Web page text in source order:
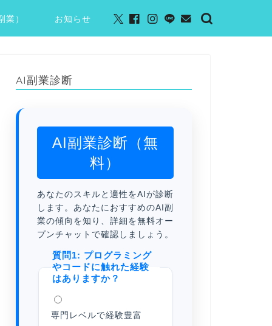
業） お知らせ
AI副業診断
AI副業診断（無
料）
あなたのスキルと適性をAIが診断
します。あなたにおすすめのAI副
業の傾向を知り、詳細を無料オー
プンチャットで確認しましょう。
質問1: プログラミング
やコードに触れた経験
はありますか？
専門レベルで経験豊富